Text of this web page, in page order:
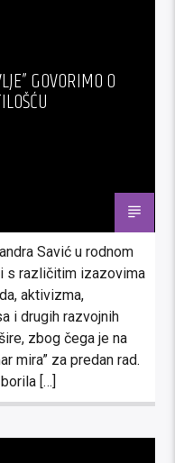
GOVORIMO O
Savić u rodnom
s različitim izazovima
aktivizma,
i drugih razvojnih
zbog čega je na
mira” za predan rad.
[…]